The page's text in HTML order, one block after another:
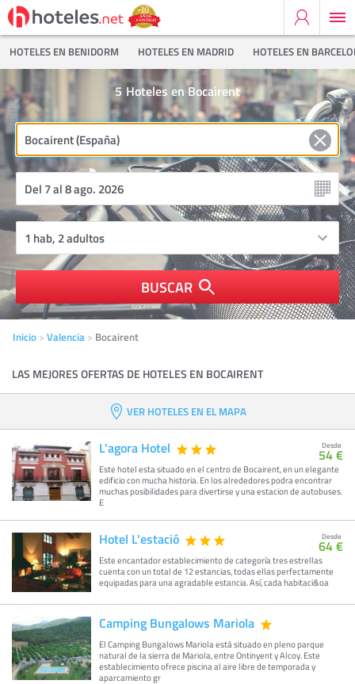
HOTELES EN BENIDORM HOTELES EN MADRID HOTELES EN
Hoteles en Bocairent
5
BUSCAR
Inicio Valencia Bocairent
LAS MEJORES OFERTAS DE HOTELES EN BOCAIRENT
VER HOTELES EN EL MAPA
L'agora Hotel
Este hotel esta situado en el centro de Bocairent, en un elegante
edificio con mucha historia. En los alrededores podra encontrar
muchas posibilidades para divertirse y una estacion de autobuses.
E
Desde
54 €
Hotel L'estació
Este encantador establecimiento de categoría tres estrellas
cuenta con un total de 12 estancias, todas ellas perfectamente
equipadas para una agradable estancia. Así, cada habitaci&oa
Desde
64 €
Camping Bungalows Mariola
El Camping Bungalows Mariola está situado en pleno parque
natural de la sierra de Mariola, entre Ontinyent y Alcoy. Este
establecimiento ofrece piscina al aire libre de temporada y
aparcamiento gr